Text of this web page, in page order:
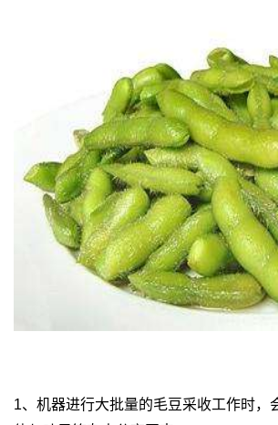
1、机器进行大批量的毛豆采收工作时